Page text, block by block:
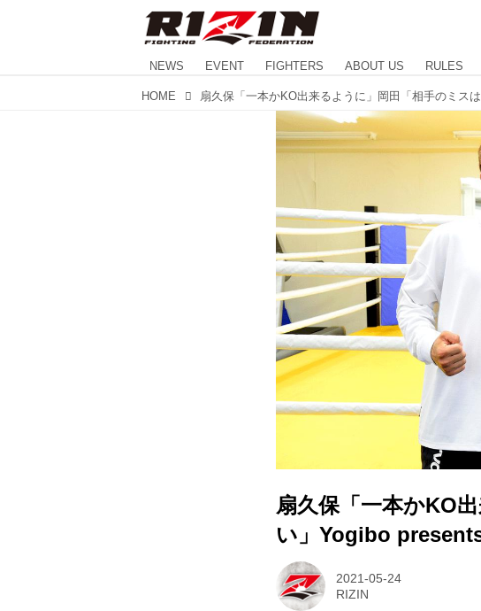
NEWS EVENT FIGHTERS ABOUT US RULES
HOME
扇久保「一本かKO
い」Yogibo
2021-05-24
RIZIN